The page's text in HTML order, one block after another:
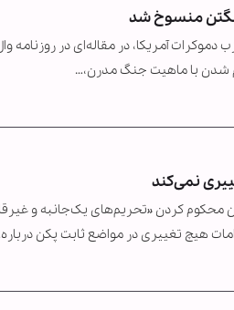
منسوخ شد
آمریکا، در مقاله‌ای در روزنامه
شدن با ماهیت جنگ مدرن،…
نمی‌کند
کردن «تحریم‌های یک‌جانبه و
هیچ تغییری در مواضع ثابت پکن